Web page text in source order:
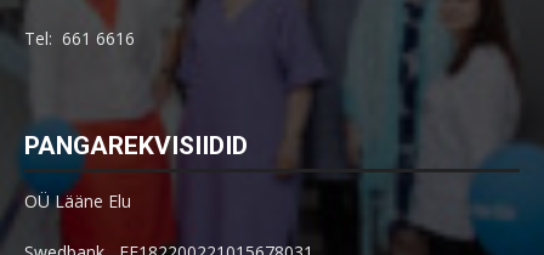
Tel: 661 6616
PANGAREKVISIIDID
OÜ Lääne Elu